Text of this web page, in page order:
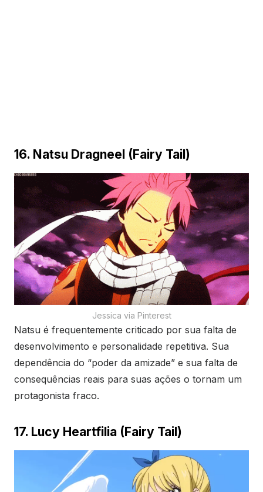
16. Natsu Dragneel (Fairy Tail)
Jessica via Pinterest
Natsu é frequentemente criticado por sua falta de
desenvolvimento e personalidade repetitiva. Sua
dependência do “poder da amizade” e sua falta de
consequências reais para suas ações o tornam um
protagonista fraco.
17. Lucy Heartfilia (Fairy Tail)